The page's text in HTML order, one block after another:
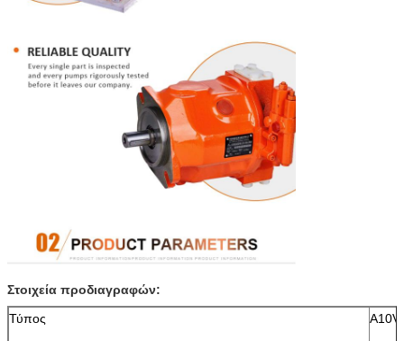
Στοιχεία προδιαγραφών:
Τύπος